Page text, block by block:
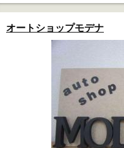
オートショップモデナ